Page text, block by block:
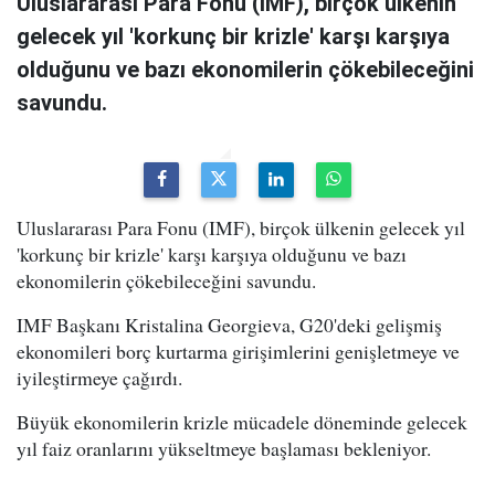
gelecek yıl 'korkunç bir krizle' karşı karşıya
olduğunu ve bazı ekonomilerin çökebileceğini
savundu.
Uluslararası Para Fonu (IMF), birçok ülkenin gelecek yıl
'korkunç bir krizle' karşı karşıya olduğunu ve bazı
ekonomilerin çökebileceğini savundu.
IMF Başkanı Kristalina Georgieva, G20'deki gelişmiş
ekonomileri borç kurtarma girişimlerini genişletmeye ve
iyileştirmeye çağırdı.
Büyük ekonomilerin krizle mücadele döneminde gelecek
yıl faiz oranlarını yükseltmeye başlaması bekleniyor.